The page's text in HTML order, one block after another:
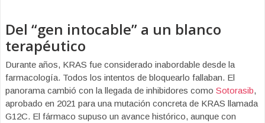
Del “gen intocable” a un blanco
terapéutico
Durante años, KRAS fue considerado inabordable desde la
farmacología. Todos los intentos de bloquearlo fallaban. El
panorama cambió con la llegada de inhibidores como Sotorasib,
aprobado en 2021 para una mutación concreta de KRAS llamada
G12C. El fármaco supuso un avance histórico, aunque con